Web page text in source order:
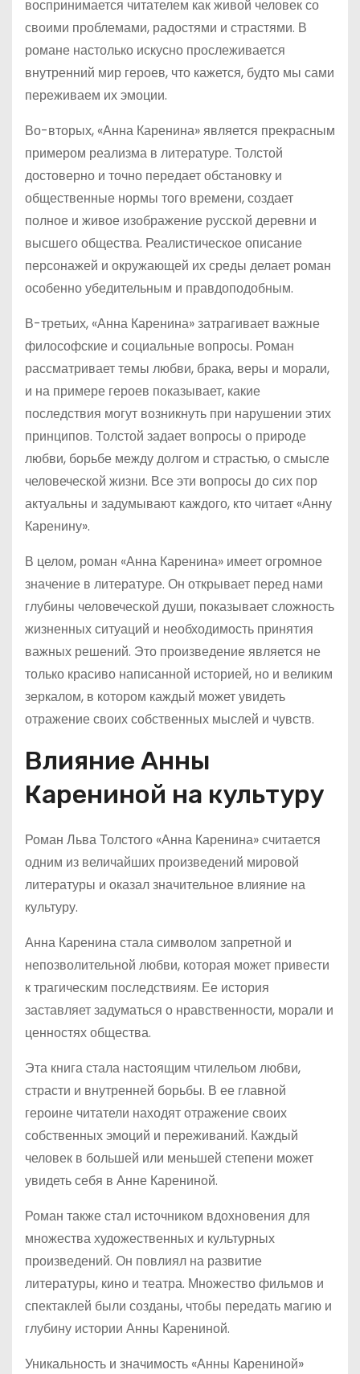
воспринимается читателем как живой человек со
своими проблемами, радостями и страстями. В
романе настолько искусно прослеживается
внутренний мир героев, что кажется, будто мы сами
переживаем их эмоции.
Во-вторых, «Анна Каренина» является прекрасным
примером реализма в литературе. Толстой
достоверно и точно передает обстановку и
общественные нормы того времени, создает
полное и живое изображение русской деревни и
высшего общества. Реалистическое описание
персонажей и окружающей их среды делает роман
особенно убедительным и правдоподобным.
В-третьих, «Анна Каренина» затрагивает важные
философские и социальные вопросы. Роман
рассматривает темы любви, брака, веры и морали,
и на примере героев показывает, какие
последствия могут возникнуть при нарушении этих
принципов. Толстой задает вопросы о природе
любви, борьбе между долгом и страстью, о смысле
человеческой жизни. Все эти вопросы до сих пор
актуальны и задумывают каждого, кто читает «Анну
Каренину».
В целом, роман «Анна Каренина» имеет огромное
значение в литературе. Он открывает перед нами
глубины человеческой души, показывает сложность
жизненных ситуаций и необходимость принятия
важных решений. Это произведение является не
только красиво написанной историей, но и великим
зеркалом, в котором каждый может увидеть
отражение своих собственных мыслей и чувств.
Влияние Анны
Карениной на культуру
Роман Льва Толстого «Анна Каренина» считается
одним из величайших произведений мировой
литературы и оказал значительное влияние на
культуру.
Анна Каренина стала символом запретной и
непозволительной любви, которая может привести
к трагическим последствиям. Ее история
заставляет задуматься о нравственности, морали и
ценностях общества.
Эта книга стала настоящим чтилельом любви,
страсти и внутренней борьбы. В ее главной
героине читатели находят отражение своих
собственных эмоций и переживаний. Каждый
человек в большей или меньшей степени может
увидеть себя в Анне Карениной.
Роман также стал источником вдохновения для
множества художественных и культурных
произведений. Он повлиял на развитие
литературы, кино и театра. Множество фильмов и
спектаклей были созданы, чтобы передать магию и
глубину истории Анны Карениной.
Уникальность и значимость «Анны Карениной»